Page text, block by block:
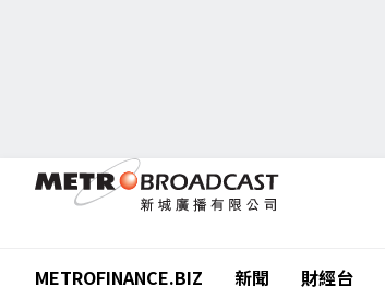
METROFINANCE.BIZ 新聞 財經台